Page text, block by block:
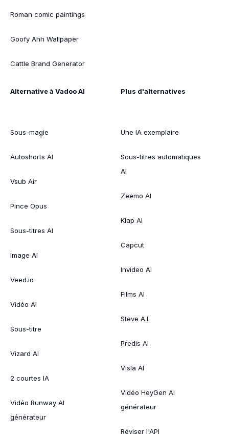
Roman comic paintings
Goofy Ahh Wallpaper
Cattle Brand Generator
Alternative à Vadoo AI
Sous-magie
Autoshorts AI
Vsub Air
Pince Opus
Sous-titres AI
Image AI
Veed.io
Vidéo AI
Sous-titre
Vizard AI
2 courtes IA
Vidéo Runway AI
générateur
Plus d'alternatives
Une IA exemplaire
Sous-titres automatiques
AI
Zeemo AI
Klap AI
Capcut
Invideo AI
Films AI
Steve A.I.
Predis AI
Visla AI
Vidéo HeyGen AI
générateur
Réviser l'API